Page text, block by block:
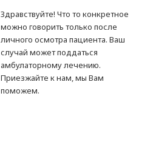
Здравствуйте! Что то конкретное
можно говорить только после
личного осмотра пациента. Ваш
случай может поддаться
амбулаторному лечению.
Приезжайте к нам, мы Вам
поможем.